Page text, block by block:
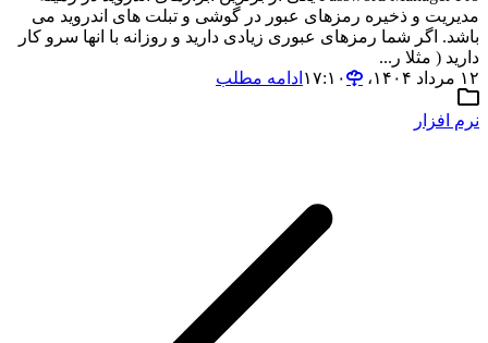
مدیریت و ذخیره رمزهای عبور در گوشی و تبلت های اندروید می
باشد. اگر شما رمزهای عبوری زیادی دارید و روزانه با انها سرو کار
دارید ( مثلا ر...
۱۲ مرداد ۱۴۰۴،‏ ۱۷:۱۰
ادامه مطلب
نرم افزار